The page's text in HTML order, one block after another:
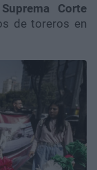
Suprema Corte
de toreros en